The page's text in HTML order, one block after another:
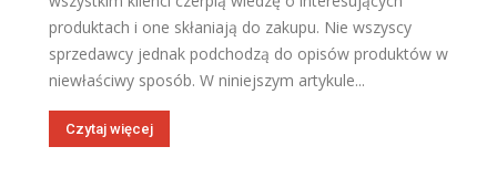
produktach i one skłaniają do zakupu. Nie wszyscy
sprzedawcy jednak podchodzą do opisów produktów w
niewłaściwy sposób. W niniejszym artykule...
Czytaj więcej